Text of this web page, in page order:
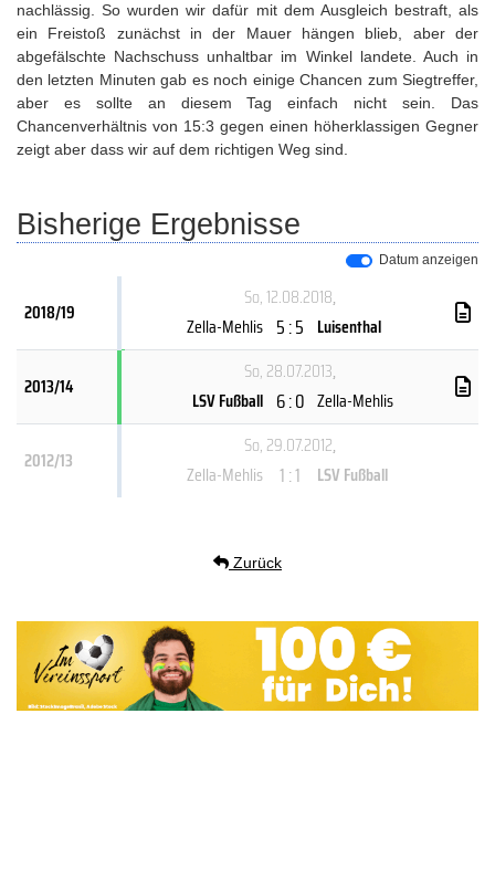
nachlässig. So wurden wir dafür mit dem Ausgleich bestraft, als
ein Freistoß zunächst in der Mauer hängen blieb, aber der
abgefälschte Nachschuss unhaltbar im Winkel landete. Auch in
den letzten Minuten gab es noch einige Chancen zum Siegtreffer,
aber es sollte an diesem Tag einfach nicht sein. Das
Chancenverhältnis von 15:3 gegen einen höherklassigen Gegner
zeigt aber dass wir auf dem richtigen Weg sind.
Bisherige Ergebnisse
Datum anzeigen
2018/19
So, 12.08.2018,
Zella-Mehlis 5 : 5 Luisenthal
2013/14
So, 28.07.2013,
LSV Fußball 6 : 0 Zella-Mehlis
2012/13
So, 29.07.2012,
Zella-Mehlis 1 : 1 LSV Fußball
Zurück